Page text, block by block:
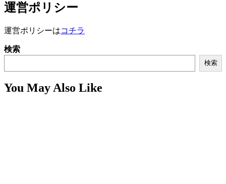
運営ポリシー
運営ポリシーはコチラ
検索
検索
You May Also Like